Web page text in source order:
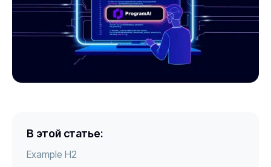
В этой статье:
Example H2